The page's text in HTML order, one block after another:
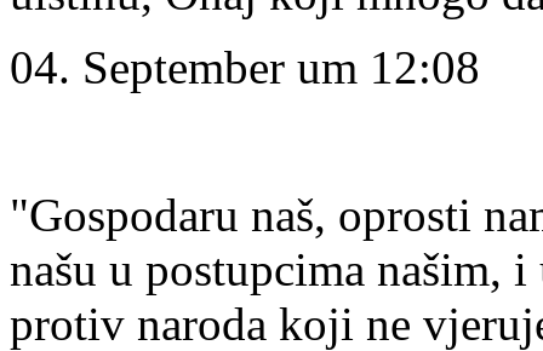
04. September um 12:08
"Gospodaru naš, oprosti
našu u postupcima našim,
protiv naroda koji ne